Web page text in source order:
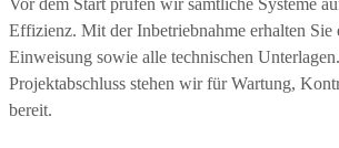
Vor dem Start prüfen wir sämtliche Systeme
Effizienz. Mit der Inbetriebnahme erhalten Sie
Einweisung sowie alle technischen
Projektabschluss stehen wir für Wartung,
bereit.